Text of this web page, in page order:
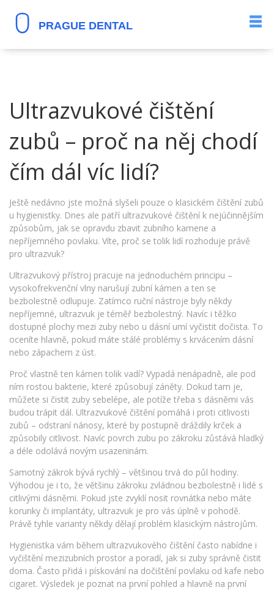
Ultrazvukové čištění
zubů – proč na něj chodí
čím dál víc lidí?
Ještě nedávno jste možná slyšeli pouze o klasickém čištění zubů
u hygienistky. Dnes ale patří ultrazvukové čištění k nejúčinnějším
způsobům, jak se opravdu zbavit zubního kamene a
nepříjemného povlaku. Víte, proč se tolik lidí rozhoduje právě
pro ultrazvuk?
Ultrazvukový přístroj pracuje na jednoduchém principu –
vysokofrekvenční vlny narušují zubní kámen a ten se
bezbolestně odlupuje. Zatímco ruční nástroje byly někdy
nepříjemné, ultrazvuk je téměř bezbolestný. Navíc i těžko
dostupné plochy mezi zuby nebo u dásní umí vyčistit dočista. To
oceníte hlavně, pokud máte stálé problémy s krvácením dásní
nebo zápachem z úst.
Proč vlastně ten kámen tolik vadí? Vypadá nenápadně, ale pod
ním rostou bakterie, které způsobují záněty. Dokud tam je,
můžete si čistit zuby sebelépe, ale potíže třeba s dásněmi vás
budou trápit dál. Ultrazvukové čištění pomáhá i proti citlivosti
zubů – odstraní nánosy, které by postupně dráždily krček a
způsobily citlivost. Navíc povrch zubu po zákroku zůstává hladký
a déle odolává novým usazeninám.
Samotný zákrok bývá rychlý – většinou trvá do půl hodiny.
Výhodou je i to, že většinu zákroku zvládnou bezbolestně i lidé s
citlivými dásněmi. Pokud jste zvyklí nosit rovnátka nebo máte
korunky či implantáty, ultrazvuk je pro vás úplně v pohodě.
Právě tyhle varianty někdy dělají problém klasickým nástrojům.
Hygienistka vám během ultrazvukového čištění často nabídne i
vyčištění mezizubních prostor a poradí, jak si zuby správně čistit
doma. Často přidá i pískování na dočištění povlaku od kafe nebo
cigaret. Výsledek je poznat na první pohled a hlavně na první